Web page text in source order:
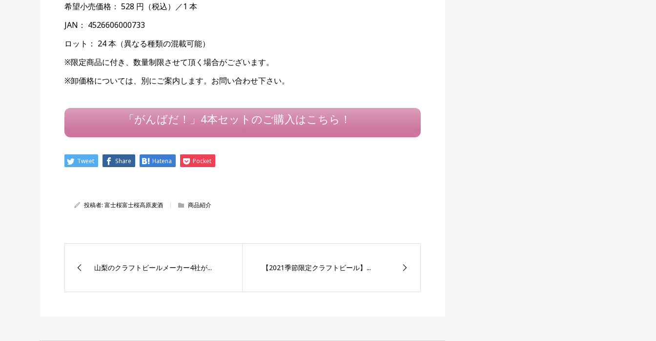
希望小売価格： 528 円（税込）／1 本
JAN： 4526606000733
ロット： 24 本（異なる種類の混載可能）
※限定商品に付き、数量制限させて頂く場合がございます。
※卸価格については、別にご案内します。お問い合わせ下さい。
「がんばだ！」4本セットのご購入はこちら！
Tweet Share Hatena Pocket
投稿者: 富士桜富士桜高原麦酒 商品紹介
山梨のクラフトビールメーカー4社が... 【2021季節限定クラフトビール】...